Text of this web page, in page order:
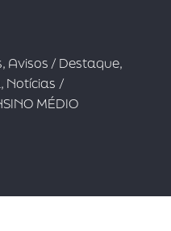
Avisos / Destaque
Notícias
MÉDIO